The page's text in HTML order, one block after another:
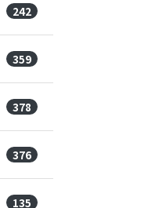
242
359
378
376
135